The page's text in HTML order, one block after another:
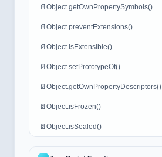
📄 Object.getOwnPropertySymbols()
📄 Object.preventExtensions()
📄 Object.isExtensible()
📄 Object.setPrototypeOf()
📄 Object.getOwnPropertyDescriptors()
📄 Object.isFrozen()
📄 Object.isSealed()